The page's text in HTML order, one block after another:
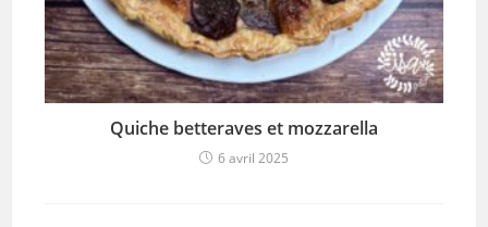
Quiche betteraves et mozzarella
6 avril 2025